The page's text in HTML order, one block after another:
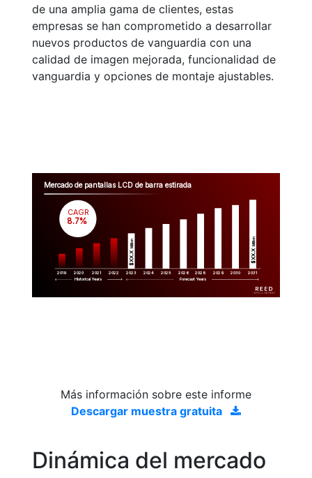
de una amplia gama de clientes, estas
empresas se han comprometido a desarrollar
nuevos productos de vanguardia con una
calidad de imagen mejorada, funcionalidad de
vanguardia y opciones de montaje ajustables.
Mercado de pantallas LCD de barra estirada
2019 2020 2021 2022 2023 2024 2025 2026 2028 2029 2030 2031
$XX.X
Million
$XX.X
Million
CAGR
8.7%
Historical Years Forecast Years
Más información sobre este informe
Descargar muestra gratuita
Dinámica del mercado